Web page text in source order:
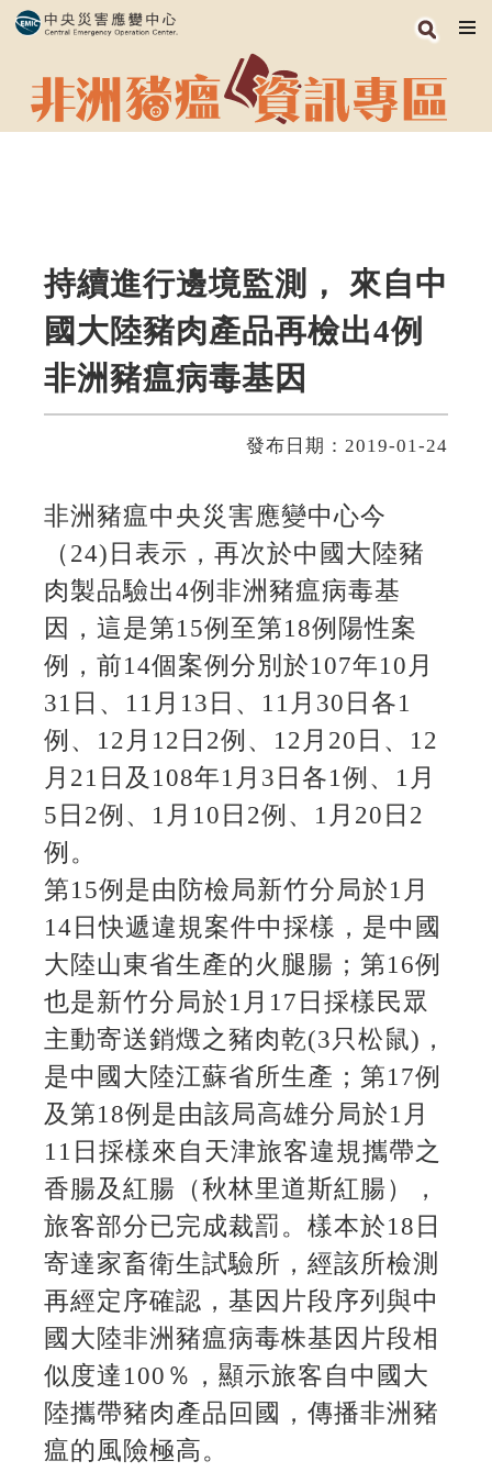
持續進行邊境監測， 來自中
國大陸豬肉產品再檢出4例
非洲豬瘟病毒基因
發布日期：2019-01-24
非洲豬瘟中央災害應變中心今
（24)日表示，再次於中國大陸豬
肉製品驗出4例非洲豬瘟病毒基
因，這是第15例至第18例陽性案
例，前14個案例分別於107年10月
31日、11月13日、11月30日各1
例、12月12日2例、12月20日、12
月21日及108年1月3日各1例、1月
5日2例、1月10日2例、1月20日2
例。
第15例是由防檢局新竹分局於1月
14日快遞違規案件中採樣，是中國
大陸山東省生產的火腿腸；第16例
也是新竹分局於1月17日採樣民眾
主動寄送銷燬之豬肉乾(3只松鼠)，
是中國大陸江蘇省所生產；第17例
及第18例是由該局高雄分局於1月
11日採樣來自天津旅客違規攜帶之
香腸及紅腸（秋林里道斯紅腸），
旅客部分已完成裁罰。樣本於18日
寄達家畜衛生試驗所，經該所檢測
再經定序確認，基因片段序列與中
國大陸非洲豬瘟病毒株基因片段相
似度達100％，顯示旅客自中國大
陸攜帶豬肉產品回國，傳播非洲豬
瘟的風險極高。